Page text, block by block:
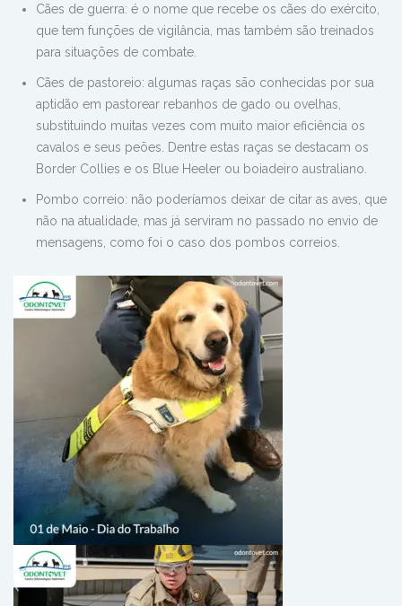
Cães de guerra: é o nome que recebe os cães do exército,
que tem funções de vigilância, mas também são treinados
para situações de combate.
Cães de pastoreio: algumas raças sāo conhecidas por sua
aptidão em pastorear rebanhos de gado ou ovelhas,
substituindo muitas vezes com muito maior eficiência os
cavalos e seus peões. Dentre estas raças se destacam os
Border Collies e os Blue Heeler ou boiadeiro australiano.
Pombo correio: não poderíamos deixar de citar as aves, que
não na atualidade, mas já serviram no passado no envio de
mensagens, como foi o caso dos pombos correios.